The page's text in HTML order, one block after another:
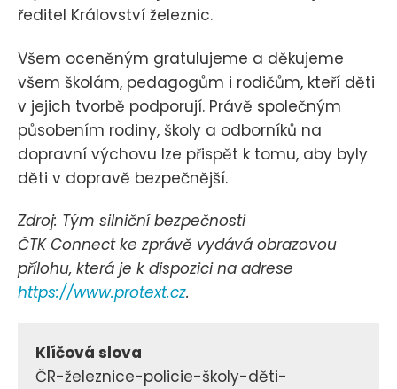
ředitel Království železnic.
Všem oceněným gratulujeme a děkujeme
všem školám, pedagogům i rodičům, kteří děti
v jejich tvorbě podporují. Právě společným
působením rodiny, školy a odborníků na
dopravní výchovu lze přispět k tomu, aby byly
děti v dopravě bezpečnější.
Zdroj: Tým silniční bezpečnosti
ČTK Connect ke zprávě vydává obrazovou
přílohu, která je k dispozici na adrese
https://www.protext.cz.
Klíčová slova
ČR-železnice-policie-školy-děti-